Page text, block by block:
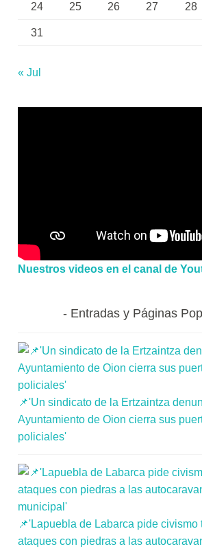
24 25 26 27 28
31
« Jul
Nuestros videos en el canal de
Entradas y Páginas
📌'Un sindicato de la Ertzaintza
Ayuntamiento de Oion cierra sus
policiales'
📌'Lapuebla de Labarca pide civismo
ataques con piedras a las